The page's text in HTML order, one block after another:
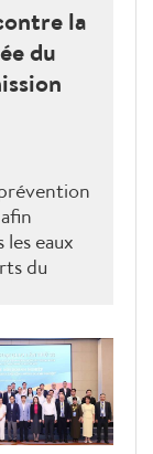
la
du
eaux
du